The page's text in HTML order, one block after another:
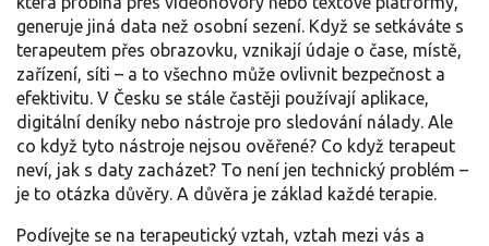
generuje jiná data než osobní sezení. Když se setkáváte s
terapeutem přes obrazovku, vznikají údaje o čase, místě,
zařízení, síti – a to všechno může ovlivnit bezpečnost a
efektivitu. V Česku se stále častěji používají aplikace,
digitální deníky nebo nástroje pro sledování nálady. Ale
co když tyto nástroje nejsou ověřené? Co když terapeut
neví, jak s daty zacházet? To není jen technický problém –
je to otázka důvěry. A důvěra je základ každé terapie.
Podívejte se na terapeutický vztah, vztah mezi vás a